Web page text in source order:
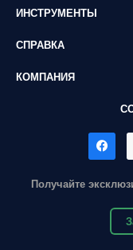
ИНСТРУМЕНТЫ
СПРАВКА
КОМПАНИЯ
Получайте